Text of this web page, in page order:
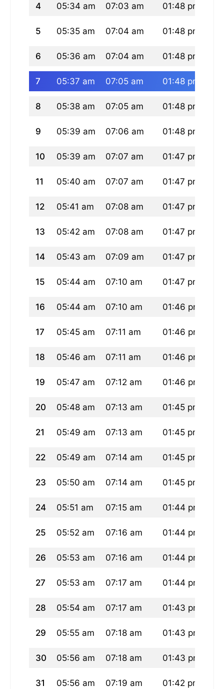
4 05:34 am 07:03 am 01:48 pm
5 05:35 am 07:04 am 01:48 pm
6 05:36 am 07:04 am 01:48 pm
7 05:37 am 07:05 am 01:48 pm
8 05:38 am 07:05 am 01:48 pm
9 05:39 am 07:06 am 01:48 pm
10 05:39 am 07:07 am 01:47 pm
11 05:40 am 07:07 am 01:47 pm
12 05:41 am 07:08 am 01:47 pm
13 05:42 am 07:08 am 01:47 pm
14 05:43 am 07:09 am 01:47 pm
15 05:44 am 07:10 am 01:47 pm
16 05:44 am 07:10 am 01:46 pm
17 05:45 am 07:11 am 01:46 pm
18 05:46 am 07:11 am 01:46 pm
19 05:47 am 07:12 am 01:46 pm
20 05:48 am 07:13 am 01:45 pm
21 05:49 am 07:13 am 01:45 pm
22 05:49 am 07:14 am 01:45 pm
23 05:50 am 07:14 am 01:45 pm
24 05:51 am 07:15 am 01:44 pm
25 05:52 am 07:16 am 01:44 pm
26 05:53 am 07:16 am 01:44 pm
27 05:53 am 07:17 am 01:44 pm
28 05:54 am 07:17 am 01:43 pm
29 05:55 am 07:18 am 01:43 pm
30 05:56 am 07:18 am 01:43 pm
31 05:56 am 07:19 am 01:42 pm